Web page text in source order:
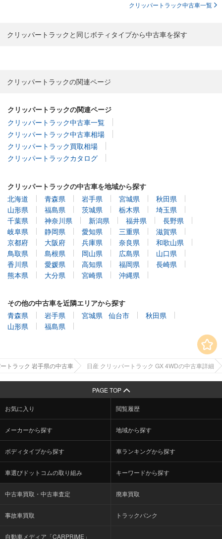
クリッパートラック中古車一覧
クリッパートラックと同じボティタイプから中古車を探す
クリッパートラックの関連ページ
クリッパートラックの関連ページ
クリッパートラック中古車一覧
クリッパートラック中古車相場
クリッパートラック買取相場
クリッパートラックカタログ
クリッパートラックの中古車を地域から探す
北海道
青森県 岩手県 宮城県
秋田県
山形県
福島県 茨城県 栃木県
埼玉県
千葉県
神奈川県 新潟県 福井県
長野県
岐阜県
静岡県 愛知県 三重県
滋賀県
京都府
大阪府 兵庫県 奈良県
和歌山県
鳥取県
島根県 岡山県 広島県
山口県
香川県
愛媛県 高知県 福岡県
長崎県
熊本県
大分県 宮崎県 沖縄県
その他の中古車を近隣エリアから探す
青森県
岩手県 宮城県 仙台市
秋田県
山形県
福島県
トラック 岩手県の中古車 日産 クリッパートラック GX 4WDの中古車詳細
PAGE TOP
お気に入り 閲覧履歴
メーカーから探す 地域から探す
ボディタイプから探す 車ランキングから探す
車選びドットコムの取り組み キーワードから探す
中古車買取・中古車査定 廃車買取
事故車買取 トラックバンク
自動車メディア「CARPRIME」